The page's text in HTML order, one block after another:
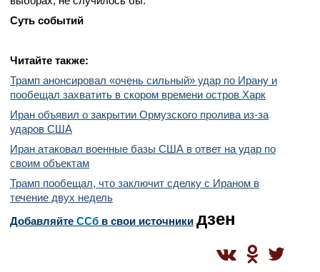
Суть событий
Читайте также:
Трамп анонсировал «очень сильный» удар по Ирану и
пообещал захватить в скором времени остров Харк
Иран объявил о закрытии Ормузского пролива из-за
ударов США
Иран атаковал военные базы США в ответ на удар по
своим объектам
Трамп пообещал, что заключит сделку с Ираном в
течение двух недель
Добавляйте CСб в свои источники дзен